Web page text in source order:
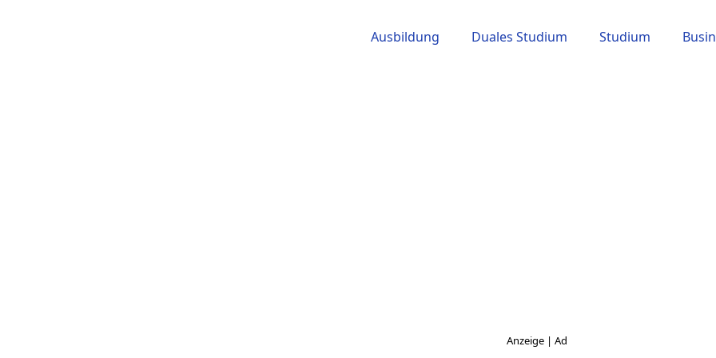
Ausbildung Duales Studium Studium